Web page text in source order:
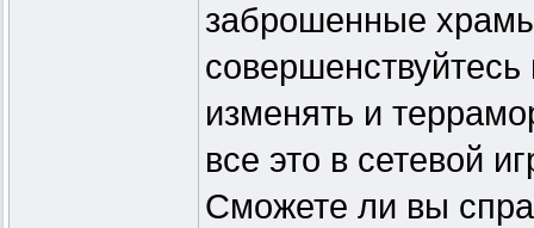
заброшенные
изменять и
все это в сетевой
Сможете ли вы